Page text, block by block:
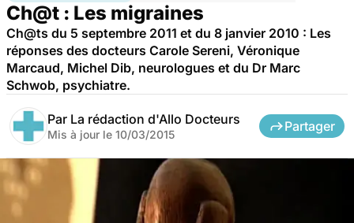
Ch@t : Les migraines
Ch@ts du 5 septembre 2011 et du 8 janvier 2010 : Les
réponses des docteurs Carole Sereni, Véronique
Marcaud, Michel Dib, neurologues et du Dr Marc
Schwob, psychiatre.
Par La rédaction d'Allo Docteurs
Mis à jour le 10/03/2015
Partager